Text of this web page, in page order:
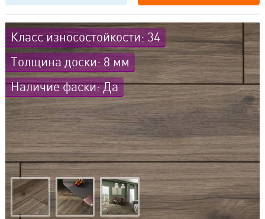
Класс износостойкости: 34
Толщина доски: 8 мм
Наличие фаски: Да